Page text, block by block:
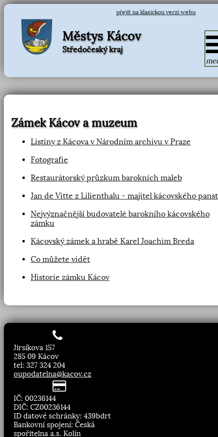
přejít na klasickou verzi webu
Městys Kácov
Středočeský kraj
Zámek Kácov a muzeum
Listiny z Kácova v Národním archivu v Praze
Fotografie
Restaurátorský průzkum barokních maleb
Jan de Vitte z Lilienthalu - majitel kácovského
Nejvýznačnější budovatelé barokního kácovského
zámku
Kácovský zámek a hrabě Karel Joachim Breda
Co můžete vidět
Historie zámku Kácov
Jirsíkova 157
285 09 Kácov
tel: 327 324 204
oupodatelna@kacov.cz
IČ: 00236144
DIČ: CZ00236144
ID datové schránky: 439bdrt
Bankovní spojení: Česká
spořitelna a.s. Kolín